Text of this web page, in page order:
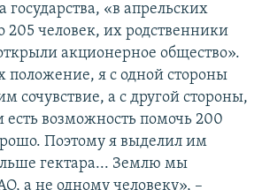
государства, «в апрельских
205 человек, их родственники
акционерное общество».
положение, я с одной стороны
сочувствие, а с другой стороны,
есть возможность помочь 200
Поэтому я выделил им
гектара... Землю мы
а не одному человеку», –